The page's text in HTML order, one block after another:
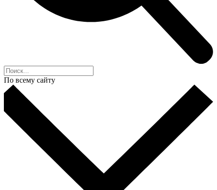
По всему сайту